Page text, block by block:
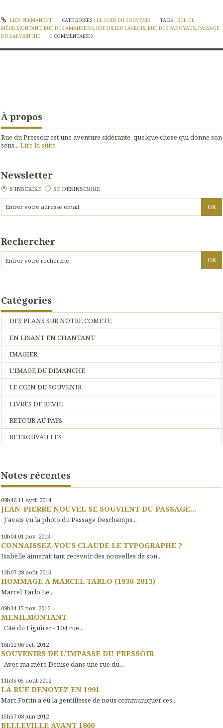
LIEN PERMANENT CATÉGORIES : LE COIN DU SOUVENIR TAGS :RUE DE
MÉNILMONTANT, RUE DES AMANDIERS, RUE JULIEN LACROIX, RUE DES PANOYAUX, PASSAGE
DU LABYRINTHE
3 COMMENTAIRES
À propos
Rue du Pressoir est une aventure sidérante, quelque chose qui donne son
sens... Lire la suite
Newsletter
S'INSCRIRE SE DÉSINSCRIRE
Rechercher
Catégories
DES PLANS SUR NOTRE COMETE
EN LISANT EN CHANTANT
IMAGIER
L'IMAGE DU DIMANCHE
LE COIN DU SOUVENIR
LIVRES DE REVIE
RETOUR AU PAYS
RETROUVAILLES
Notes récentes
09h46 11 avril 2014
JEAN-PIERRE NOUVEL SE SOUVIENT DU PASSAGE...
J'avais vu la photo du Passage Deschamps...
10h04 01 nov. 2013
CONNAISSEZ-VOUS CLAUDE LE TYPOGRAPHE ?
Isabelle aimerait tant recevoir des nouvelles de son...
13h07 28 août 2013
HOMMAGE A MARCEL TARLO (1930-2013)
Marcel Tarlo Le...
09h34 15 nov. 2012
MENILMONTANT
Cité du Figuirer - 104 rue...
16h12 06 oct. 2012
SOUVENIRS DE L'IMPASSE DU PRESSOIR
Avec ma mère Denise dans une rue du...
11h35 05 août 2012
LA RUE DENOYEZ EN 1991
Marc Fortin a eu la gentillesse de nous communiquer ces...
15h57 08 juin 2012
BELLEVILLE AVANT 1860